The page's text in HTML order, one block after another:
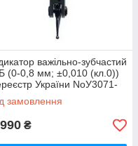
важільно-зубчастий
(0-0,8 мм; ±0,010 (кл.0))
України NoУ3071-
замовлення
₴